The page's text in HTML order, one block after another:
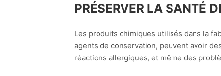
PRÉSERVER LA SANTÉ
Les produits chimiques utilisés dans la
agents de conservation, peuvent avoir
réactions allergiques, et même des